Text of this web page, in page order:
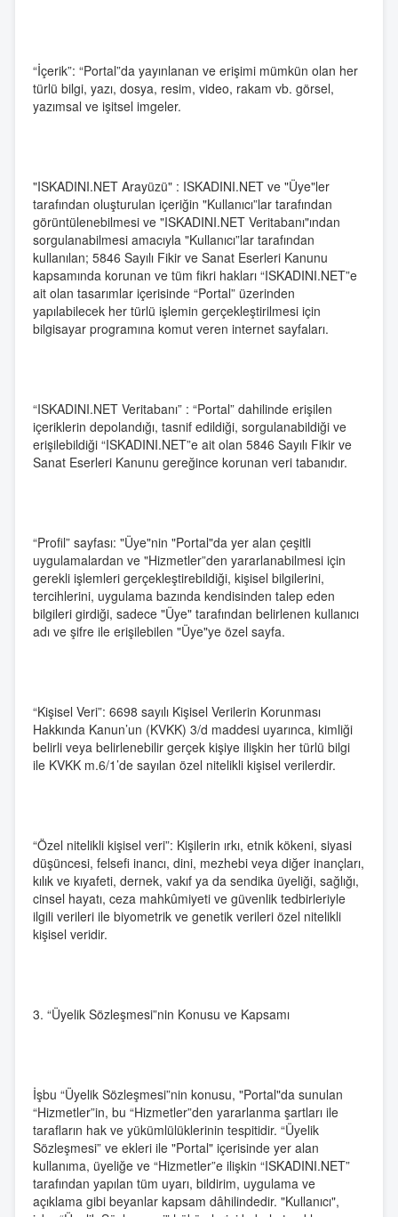
“İçerik”: “Portal”da yayınlanan ve erişimi mümkün olan her
türlü bilgi, yazı, dosya, resim, video, rakam vb. görsel,
yazımsal ve işitsel imgeler.
"ISKADINI.NET Arayüzü" : ISKADINI.NET ve "Üye"ler
tarafından oluşturulan içeriğin "Kullanıcı”lar tarafından
görüntülenebilmesi ve "ISKADINI.NET Veritabanı"ından
sorgulanabilmesi amacıyla "Kullanıcı”lar tarafından
kullanılan; 5846 Sayılı Fikir ve Sanat Eserleri Kanunu
kapsamında korunan ve tüm fikri hakları “ISKADINI.NET”e
ait olan tasarımlar içerisinde “Portal” üzerinden
yapılabilecek her türlü işlemin gerçekleştirilmesi için
bilgisayar programına komut veren internet sayfaları.
“ISKADINI.NET Veritabanı” : “Portal” dahilinde erişilen
içeriklerin depolandığı, tasnif edildiği, sorgulanabildiği ve
erişilebildiği “ISKADINI.NET”e ait olan 5846 Sayılı Fikir ve
Sanat Eserleri Kanunu gereğince korunan veri tabanıdır.
“Profil” sayfası: "Üye"nin "Portal"da yer alan çeşitli
uygulamalardan ve "Hizmetler”den yararlanabilmesi için
gerekli işlemleri gerçekleştirebildiği, kişisel bilgilerini,
tercihlerini, uygulama bazında kendisinden talep eden
bilgileri girdiği, sadece "Üye" tarafından belirlenen kullanıcı
adı ve şifre ile erişilebilen "Üye"ye özel sayfa.
“Kişisel Veri”: 6698 sayılı Kişisel Verilerin Korunması
Hakkında Kanun’un (KVKK) 3/d maddesi uyarınca, kimliği
belirli veya belirlenebilir gerçek kişiye ilişkin her türlü bilgi
ile KVKK m.6/1’de sayılan özel nitelikli kişisel verilerdir.
“Özel nitelikli kişisel veri”: Kişilerin ırkı, etnik kökeni, siyasi
düşüncesi, felsefi inancı, dini, mezhebi veya diğer inançları,
kılık ve kıyafeti, dernek, vakıf ya da sendika üyeliği, sağlığı,
cinsel hayatı, ceza mahkûmiyeti ve güvenlik tedbirleriyle
ilgili verileri ile biyometrik ve genetik verileri özel nitelikli
kişisel veridir.
3. “Üyelik Sözleşmesi”nin Konusu ve Kapsamı
İşbu “Üyelik Sözleşmesi”nin konusu, "Portal"da sunulan
“Hizmetler”in, bu “Hizmetler”den yararlanma şartları ile
tarafların hak ve yükümlülüklerinin tespitidir. “Üyelik
Sözleşmesi” ve ekleri ile "Portal" içerisinde yer alan
kullanıma, üyeliğe ve “Hizmetler”e ilişkin “ISKADINI.NET”
tarafından yapılan tüm uyarı, bildirim, uygulama ve
açıklama gibi beyanlar kapsam dâhilindedir. "Kullanıcı",